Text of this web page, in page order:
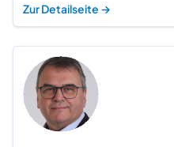
Zur Detailseite →